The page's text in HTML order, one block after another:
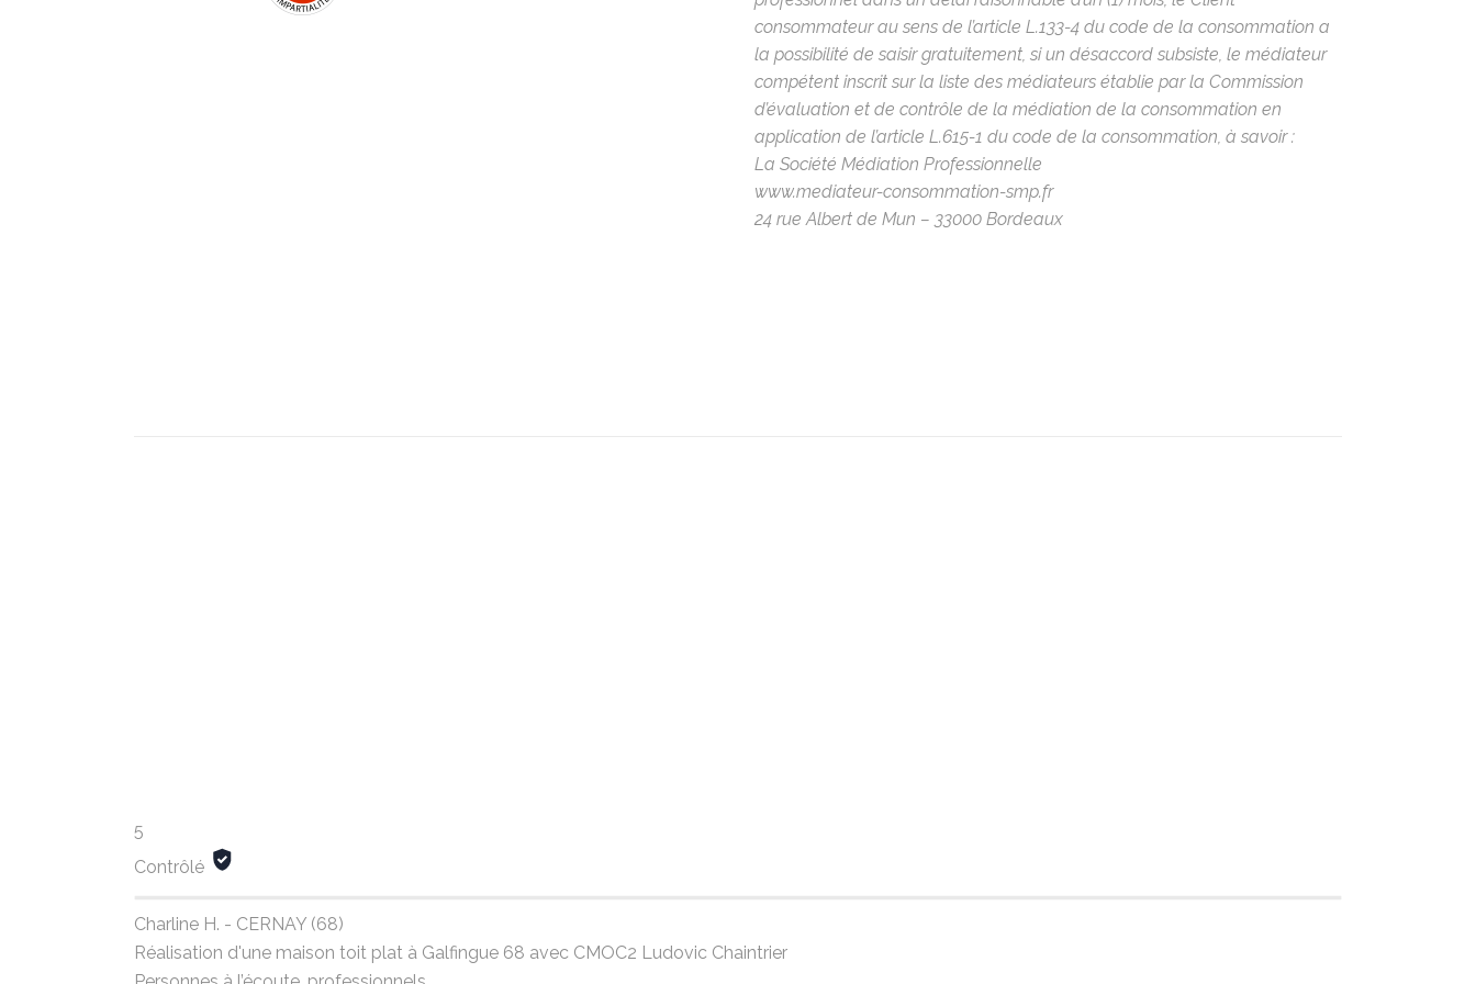
consommateur au sens de l’article L.133-4 du code de la consommation a
la possibilité de saisir gratuitement, si un désaccord subsiste, le médiateur
compétent inscrit sur la liste des médiateurs établie par la Commission
d’évaluation et de contrôle de la médiation de la consommation en
application de l’article L.615-1 du code de la consommation, à savoir :
La Société Médiation Professionnelle
www.mediateur-consommation-smp.fr
24 rue Albert de Mun – 33000 Bordeaux
5
Contrôlé
Charline H. - CERNAY (68)
Réalisation d'une maison toit plat à Galfingue 68 avec CMOC2 Ludovic Chaintrier